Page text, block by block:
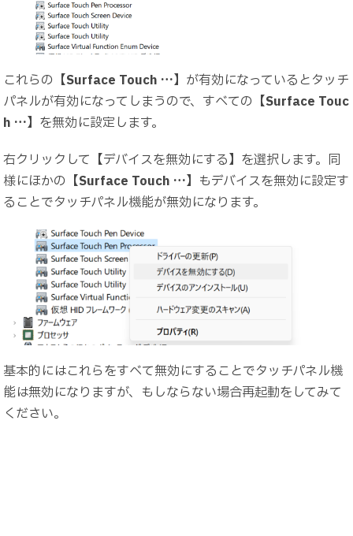
これらの【Surface Touch …】が有効になっているとタッチ
パネルが有効になってしまうので、すべての【Surface Touc
h …】を無効に設定します。
右クリックして【デバイスを無効にする】を選択します。同
様にほかの【Surface Touch …】もデバイスを無効に設定す
ることでタッチパネル機能が無効になります。
基本的にはこれらをすべて無効にすることでタッチパネル機
能は無効になりますが、もしならない場合再起動をしてみて
ください。